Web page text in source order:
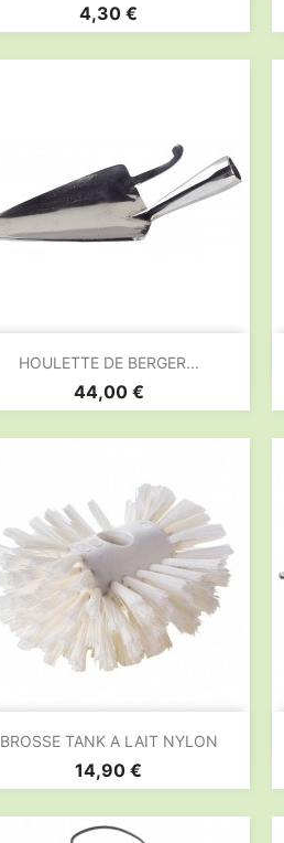
Prix
4,30 €
HOULETTE DE BERGER...
Prix
44,00 €
 Aperçu rapide
BROSSE TANK A LAIT NYLON
Prix
14,90 €
Aperçu rapide